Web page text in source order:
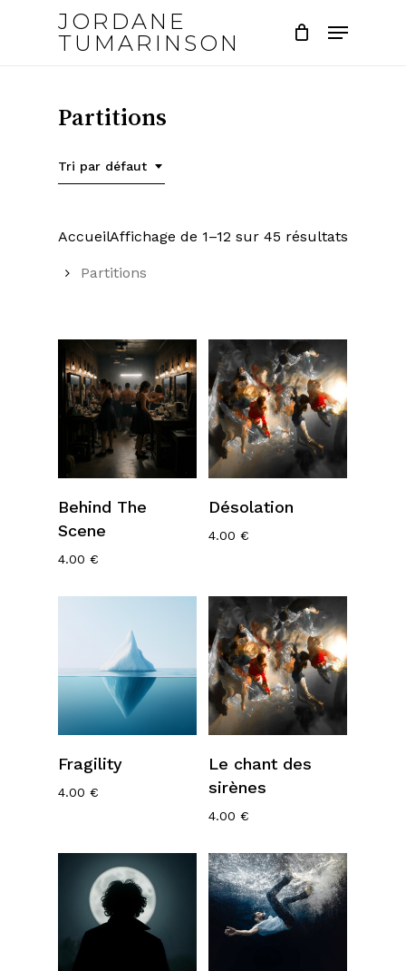
JORDANE
TUMARINSON
Menu
Partitions
Tri par défaut
Affichage de 1–12 sur 45 résultats
Accueil
Partitions
Behind The
Scene
4.00 €
Désolation
4.00 €
Panier
Fragility
4.00 €
Le chant des
sirènes
4.00 €